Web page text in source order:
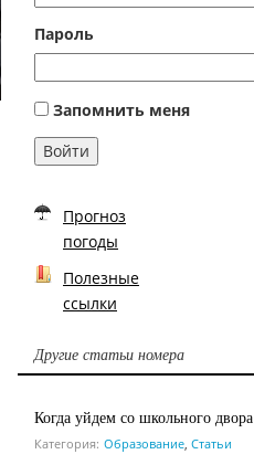
Пароль
Запомнить меня
Войти
Прогноз
погоды
Полезные
ссылки
Другие статьи номера
Когда уйдем со школьного двора
Категория: Образование Статьи